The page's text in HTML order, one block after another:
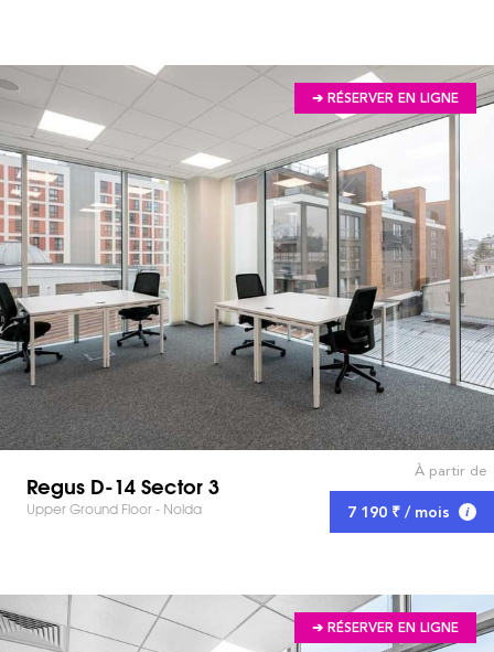
➔ RÉSERVER EN LIGNE
Regus D-14 Sector 3
Upper Ground Floor - Noida
À partir de
7 190 ₹ / mois
➔ RÉSERVER EN LIGNE